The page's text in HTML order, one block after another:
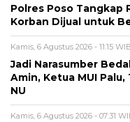
Polres Poso Tangkap
Korban Dijual untuk
Kamis, 6 Agustus 2026 - 11:15
Jadi Narasumber
Amin, Ketua MUI
NU
Kamis, 6 Agustus 2026 - 07:31